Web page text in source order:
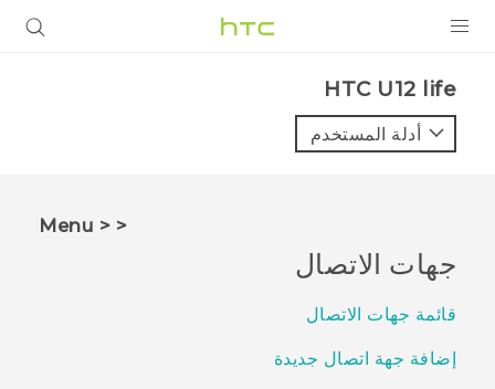
VIVE
VIVERSE
البرامج + التطبيقات
الدعم
HTC U12 life‎
أدلة المستخدم
< < Menu
جهات الاتصال
قائمة جهات الاتصال
إضافة جهة اتصال جديدة